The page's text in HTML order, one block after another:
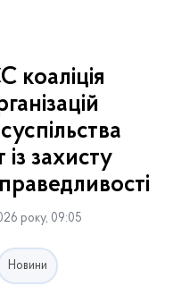
коаліція
захисту
року, 09:05
Новини